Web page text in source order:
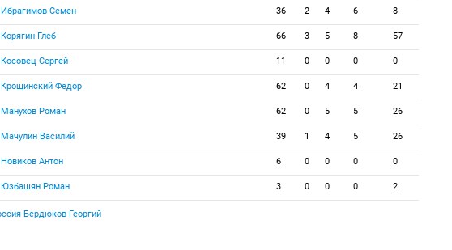
Ибрагимов Семен 36 2 4 6 8
Корягин Глеб 66 3 5 8 57
Косовец Сергей 11 0 0 0 0
Крощинский Федор 62 0 4 4 21
Манухов Роман 62 0 5 5 26
Мачулин Василий 39 1 4 5 26
Новиков Антон 6 0 0 0 0
Юзбашян Роман 3 0 0 0 2
Бердюков Георгий